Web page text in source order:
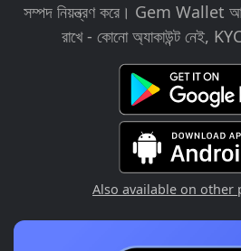
সম্পদ নিয়ন্ত্রণ করে। Gem Wallet
রাখে - কোনো অ্যাকাউন্ট নেই,
Also available on